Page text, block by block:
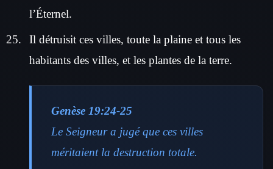
l’Éternel.
Il détruisit ces villes, toute la plaine et tous les
habitants des villes, et les plantes de la terre.
Genèse 19:24-25
Le Seigneur a jugé que ces villes
méritaient la destruction totale.